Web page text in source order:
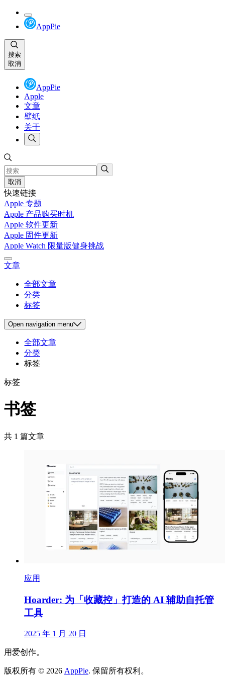
AppPie
搜索
取消
AppPie
Apple
文章
壁纸
关于
取消
快速链接
Apple 专题
Apple 产品购买时机
Apple 软件更新
Apple 固件更新
Apple Watch 限量版健身挑战
文章
全部文章
分类
标签
Open navigation menu
全部文章
分类
标签
标签
书签
共 1 篇文章
应用
Hoarder: 为「收藏控」打造的 AI 辅助自托管
工具
2025 年 1 月 20 日
用爱创作。
版权所有 © 2026 AppPie. 保留所有权利。